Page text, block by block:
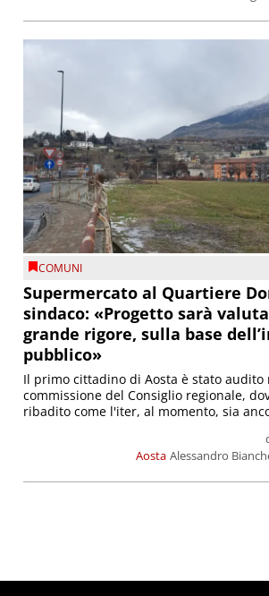
COMUNI
Supermercato al Quartiere
sindaco: «Progetto sarà
grande rigore, sulla base
pubblico»
Aosta Alessandro
Il primo cittadino di Aosta è stato audito
commissione del Consiglio regionale,
ribadito come l'iter, al momento, sia